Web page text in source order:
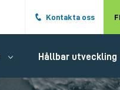
Hoppa till det huvudsakliga
Kontakta oss
Hållbar utveckling